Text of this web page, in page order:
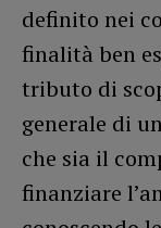
definito nei
finalità ben
tributo di
generale di
che sia il
finanziare